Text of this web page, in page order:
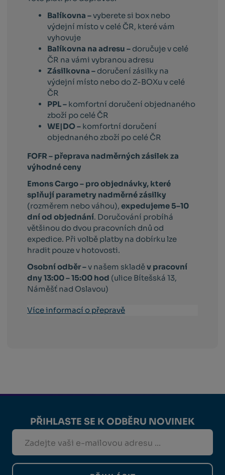
Balíkovna –vyberete si box nebo
výdejní místo v celé ČR, které vám
vyhovuje
Balíkovna na adresu – doručuje v celé
ČR na vámi vybranou adresu
Zásilkovna – doručení zásilky na
výdejní místo nebo do Z-BOXu v celé
ČR
PPL – komfortní doručení objednaného
zboží po celé ČR
WE|DO – komfortní doručení
objednaného zboží po celé ČR
FOFR – přeprava nadměrných zásilek za
výhodné ceny
Emons Cargo – pro objednávky, které
splňují parametry nadměrné zásilky
(rozměrem nebo váhou),expedujeme 5–10
dní od objednání. Doručování probíhá
většinou do dvou pracovních dnů od
expedice. Při volbě platby na dobírku lze
hradit pouze v hotovosti.
Osobní odběr –v našem skladěv pracovní
dny 13:00 – 15:00 hod (ulice Bítešská 13,
Náměšť nad Oslavou)
Více informací o přepravě
PŘIHLASTE SE K ODBĚRU NOVINEK